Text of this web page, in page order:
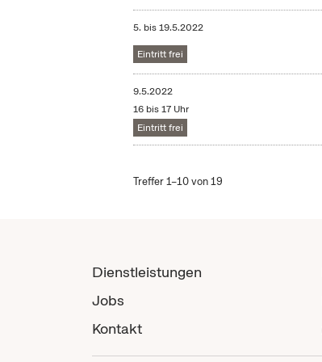
5. bis19.5.2022
Eintritt frei
9.5.2022
16 bis 17 Uhr
Eintritt frei
Treffer 1–10 von 19
Dienstleistungen
Jobs
Kontakt